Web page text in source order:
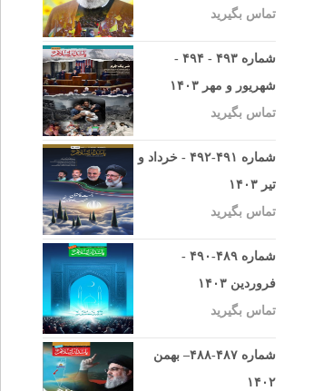
تماس بگیرید
شماره ۴۹۳ - ۴۹۴ -
شهریور و مهر ۱۴۰۳
تماس بگیرید
شماره ۴۹۱-۴۹۲ - خرداد و
تیر ۱۴۰۳
تماس بگیرید
شماره ۴۸۹-۴۹۰ -
فروردین ۱۴۰۳
تماس بگیرید
شماره ۴۸۷-۴۸۸– بهمن
۱۴۰۲